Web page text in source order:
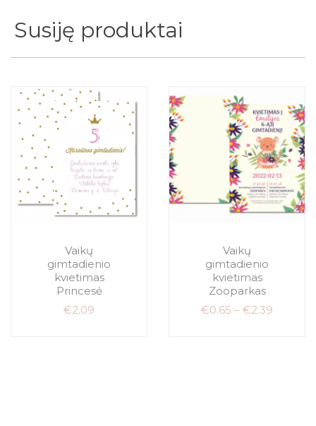
Susiję produktai
Vaikų
gimtadienio
kvietimas
Princesė
€2.09
Vaikų
gimtadienio
kvietimas
Zooparkas
€0.65 – €2.39